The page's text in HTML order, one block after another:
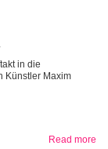
in die
Künstler Maxim
Read more